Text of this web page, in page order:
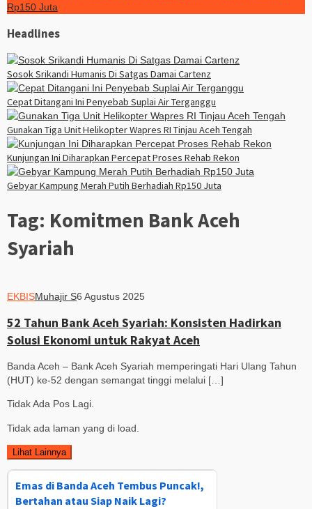
Rp150 Juta
Headlines
Sosok Srikandi Humanis Di Satgas Damai Cartenz
Cepat Ditangani Ini Penyebab Suplai Air Terganggu
Gunakan Tiga Unit Helikopter Wapres RI Tinjau Aceh Tengah
Kunjungan Ini Diharapkan Percepat Proses Rehab Rekon
Gebyar Kampung Merah Putih Berhadiah Rp150 Juta
Tag: Komitmen Bank Aceh
Syariah
EKBISMuhajir S6 Agustus 2025
52 Tahun Bank Aceh Syariah: Konsisten Hadirkan
Solusi Ekonomi untuk Rakyat Aceh
Banda Aceh – Bank Aceh Syariah memperingati Hari Ulang Tahun
(HUT) ke-52 dengan semangat tinggi melalui […]
Tidak Ada Pos Lagi.
Tidak ada laman yang di load.
Lihat Lainnya
Emas di Banda Aceh Tembus Puncak!,
Bertahan atau Siap Naik Lagi?